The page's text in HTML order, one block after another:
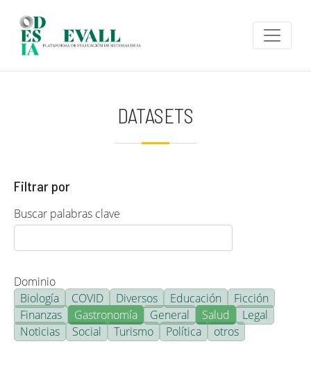
DATASETS
Filtrar por
Buscar palabras clave
Dominio
Biología
COVID Diversos Educación
Ficción
Finanzas
Gastronomía General Salud
Legal
Noticias
Social Turismo Política otros